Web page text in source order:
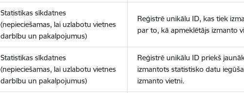
Statistikas sīkdatnes
(nepieciešamas, lai uzlabotu vietnes
darbību un pakalpojumus)
Reģistrē unikālu ID, kas tiek
par to, kā apmeklētājs izmanto
Statistikas sīkdatnes
(nepieciešamas, lai uzlabotu vietnes
darbību un pakalpojumus)
Reģistrē unikālu ID priekš
izmantots statistisko datu
izmanto vietni.